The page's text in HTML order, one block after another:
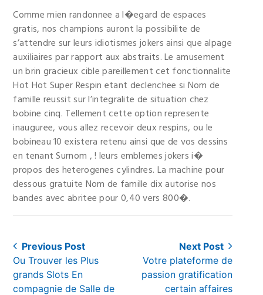
Comme mien randonnee a l�egard de espaces
gratis, nos champions auront la possibilite de
s’attendre sur leurs idiotismes jokers ainsi que alpage
auxiliaires par rapport aux abstraits. Le amusement
un brin gracieux cible pareillement cet fonctionnalite
Hot Hot Super Respin etant declenchee si Nom de
famille reussit sur l’integralite de situation chez
bobine cinq. Tellement cette option represente
inauguree, vous allez recevoir deux respins, ou le
bobineau 10 existera retenu ainsi que de vos dessins
en tenant Surnom , ! leurs emblemes jokers i�
propos des heterogenes cylindres. La machine pour
dessous gratuite Nom de famille dix autorise nos
bandes avec abritee pour 0,40 vers 800�.
Post
navigation
Previous Post
Previous
post:
Ou Trouver les Plus
grands Slots En
compagnie de Salle de
Next Post
Next
post:
Votre plateforme de
passion gratification
certain affaires